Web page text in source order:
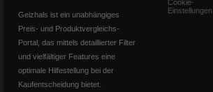
Geizhals ist ein unabhängiges
Preis- und Produktvergleichs-
Portal, das mittels detaillierter Filter
und vielfältiger Features eine
optimale Hilfestellung bei der
Kaufentscheidung bietet.
Cookie-
Einstellungen